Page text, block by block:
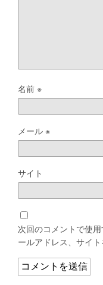
名前※
メール※
サイト
次回のコメントで使
ールアドレス、サイト